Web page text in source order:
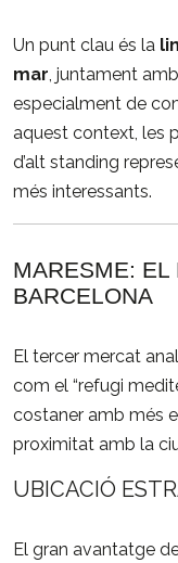
Un punt clau és la
mar, juntament amb
especialment de
aquest context, les
d’alt standing
més interessants.
MARESME: EL
BARCELONA
El tercer mercat
com el “refugi
costaner amb més
proximitat amb la
UBICACIÓ
El gran avantatge